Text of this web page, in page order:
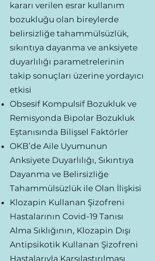
kararı verilen esrar kullanım
bozukluğu olan bireylerde
belirsizliğe tahammülsüzlük,
sıkıntıya dayanma ve anksiyete
duyarlılığı parametrelerinin
takip sonuçları üzerine yordayıcı
etkisi
Obsesif Kompulsif Bozukluk ve
Remisyonda Bipolar Bozukluk
Eştanısında Bilişsel Faktörler
OKB’de Aile Uyumunun
Anksiyete Duyarlılığı, Sıkıntıya
Dayanma ve Belirsizliğe
Tahammülsüzlük ile Olan İlişkisi
Klozapin Kullanan Şizofreni
Hastalarının Covid-19 Tanısı
Alma Sıklığının, Klozapin Dışı
Antipsikotik Kullanan Şizofreni
Hastalarıyla Karşılaştırılması